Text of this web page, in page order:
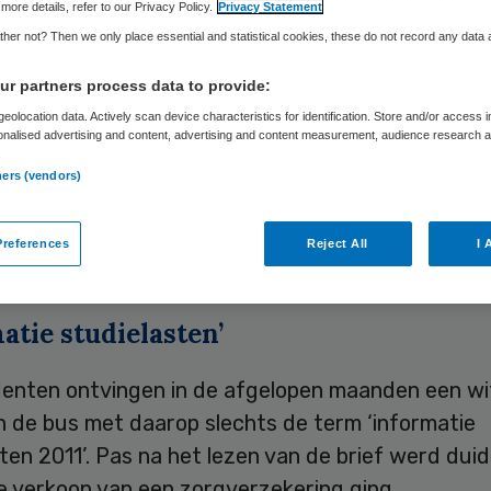
PMA en National Academic hebben onjuiste
Consumentenbond op zijn website naar
van leden, zo schrijft het FD.
studielasten’
ontvingen in de afgelopen maanden een
de bus met daarop slechts de term ‘informatie
2011’. Pas na het lezen van de brief werd
details, refer to our Privacy Policy. Privacy Statement
not? Then we only place essential and statistical cookies, these do not record any data
partners process data to provide:
data. Actively scan device characteristics for identification. Store and/or access
advertising and content, advertising and content measurement, audience research
(vendors)
Reject All I